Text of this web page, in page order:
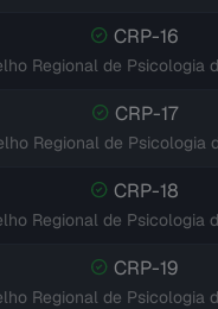
CRP-16
Regional de Psicologia
CRP-17
Regional de Psicologia
CRP-18
Regional de Psicologia
CRP-19
Regional de Psicologia